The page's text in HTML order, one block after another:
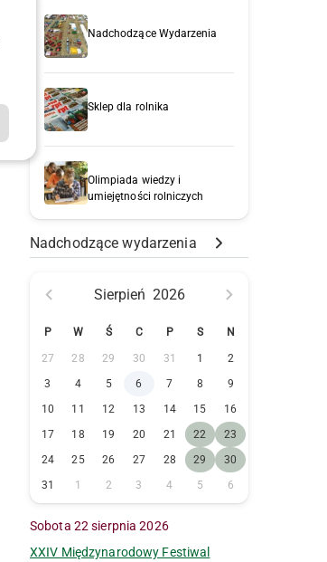
Nadchodzące Wydarzenia
Sklep dla rolnika
Olimpiada wiedzy i
umiejętności rolniczych
Nadchodzące wydarzenia
Sierpień 2026
P W Ś C P S N
27 28 29 30 31 1
2
3
4 5 6 7 8
9
10
11 12 13 14 15
16
17
18 19 20 21 22
23
24
25 26 27 28 29
30
31
1 2 3 4 5 6
Sobota 22 sierpnia 2026
XXIV Międzynarodowy Festiwal